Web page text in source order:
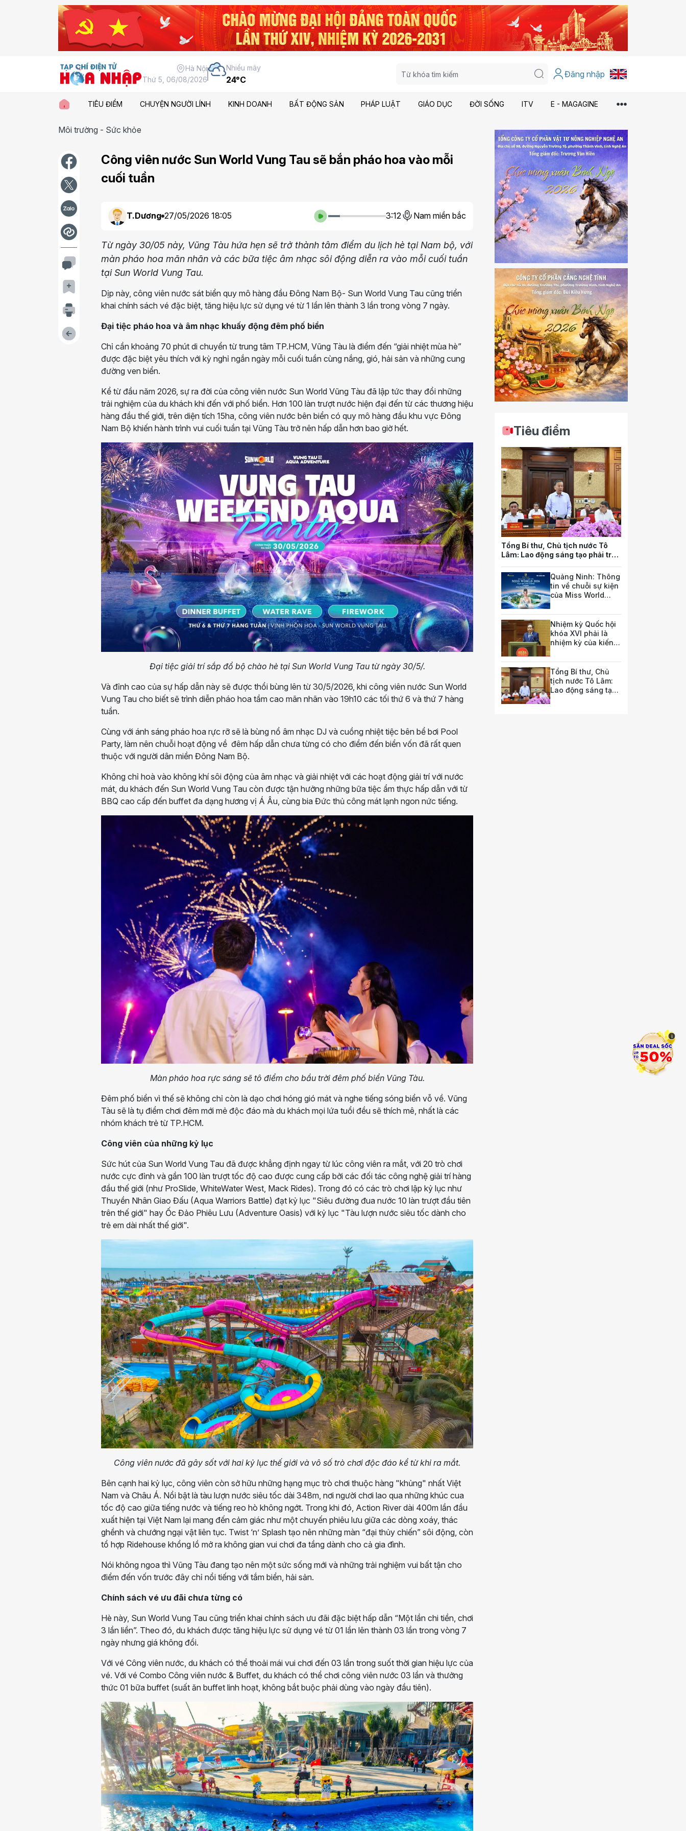
Hà Nội
Thứ 5, 06/08/2026
Nhiều mây
24°C
Đăng nhập
TIÊU ĐIỂM CHUYỆN NGƯỜI LÍNH KINH DOANH BẤT ĐỘNG SẢN PHÁP LUẬT GIÁO DỤC ĐỜI SỐNG ITV E - MAGAGINE
Môi trường - Sức khỏe
Công viên nước Sun World Vung Tau sẽ bắn pháo hoa vào mỗi
cuối tuần
T.Dương 27/05/2026 18:05 3:12 Nam miền bắc
Từ ngày 30/05 này, Vũng Tàu hứa hẹn sẽ trở thành tâm điểm du lịch hè tại Nam bộ, với
màn pháo hoa mãn nhãn và các bữa tiệc âm nhạc sôi động diễn ra vào mỗi cuối tuần
tại Sun World Vung Tau.
Dịp này, công viên nước sát biển quy mô hàng đầu Đông Nam Bộ- Sun World Vung Tau cũng triển
khai chính sách vé đặc biệt, tăng hiệu lực sử dụng vé từ 1 lần lên thành 3 lần trong vòng 7 ngày.
Đại tiệc pháo hoa và âm nhạc khuấy động đêm phố biển
Chỉ cần khoảng 70 phút di chuyển từ trung tâm TP.HCM, Vũng Tàu là điểm đến “giải nhiệt mùa hè”
được đặc biệt yêu thích với kỳ nghỉ ngắn ngày mỗi cuối tuần cùng nắng, gió, hải sản và những cung
đường ven biển.
Kể từ đầu năm 2026, sự ra đời của công viên nước Sun World Vũng Tàu đã lập tức thay đổi những
trải nghiệm của du khách khi đến với phố biển. Hơn 100 làn trượt nước hiện đại đến từ các thương hiệu
hàng đầu thế giới, trên diện tích 15ha, công viên nước bên biển có quy mô hàng đầu khu vực Đông
Nam Bộ khiến hành trình vui cuối tuần tại Vũng Tàu trở nên hấp dẫn hơn bao giờ hết.
Đại tiệc giải trí sắp đổ bộ chào hè tại Sun World Vung Tau từ ngày 30/5/.
Và đỉnh cao của sự hấp dẫn này sẽ được thổi bùng lên từ 30/5/2026, khi công viên nước Sun World
Vung Tau cho biết sẽ trình diễn pháo hoa tầm cao mãn nhãn vào 19h10 các tối thứ 6 và thứ 7 hàng
tuần.
Cùng với ánh sáng pháo hoa rực rỡ sẽ là bùng nổ âm nhạc DJ và cuồng nhiệt tiệc bên bể bơi Pool
Party, làm nên chuỗi hoạt động về đêm hấp dẫn chưa từng có cho điểm đến biển vốn đã rất quen
thuộc với người dân miền Đông Nam Bộ.
Không chỉ hoà vào không khí sôi động của âm nhạc và giải nhiệt với các hoạt động giải trí với nước
mát, du khách đến Sun World Vung Tau còn được tận hưởng những bữa tiệc ẩm thực hấp dẫn với từ
BBQ cao cấp đến buffet đa dạng hương vị Á Âu, cùng bia Đức thủ công mát lạnh ngon nức tiếng.
Màn pháo hoa rực sáng sẽ tô điểm cho bầu trời đêm phố biển Vũng Tàu.
Đêm phố biển vì thế sẽ không chỉ còn là dạo chơi hóng gió mát và nghe tiếng sóng biển vỗ về. Vũng
Tàu sẽ là tụ điểm chơi đêm mới mẻ độc đáo mà du khách mọi lứa tuổi đều sẽ thích mê, nhất là các
nhóm khách trẻ từ TP.HCM.
Công viên của những kỷ lục
Sức hút của Sun World Vung Tau đã được khẳng định ngay từ lúc công viên ra mắt, với 20 trò chơi
nước cực đỉnh và gần 100 làn trượt tốc độ cao được cung cấp bởi các đối tác công nghệ giải trí hàng
đầu thế giới (như ProSlide, WhiteWater West, Mack Rides). Trong đó có các trò chơi lập kỷ lục như
Thuyền Nhân Giao Đấu (Aqua Warriors Battle) đạt kỷ lục "Siêu đường đua nước 10 làn trượt đầu tiên
trên thế giới" hay Ốc Đảo Phiêu Lưu (Adventure Oasis) với kỷ lục "Tàu lượn nước siêu tốc dành cho
trẻ em dài nhất thế giới".
Công viên nước đã gây sốt với hai kỷ lục thế giới và vô số trò chơi độc đáo kể từ khi ra mắt.
Bên cạnh hai kỷ lục, công viên còn sở hữu những hạng mục trò chơi thuộc hàng "khủng" nhất Việt
Nam và Châu Á. Nổi bật là tàu lượn nước siêu tốc dài 348m, nơi người chơi lao qua những khúc cua
tốc độ cao giữa tiếng nước và tiếng reo hò không ngớt. Trong khi đó, Action River dài 400m lần đầu
xuất hiện tại Việt Nam lại mang đến cảm giác như một chuyến phiêu lưu giữa các dòng xoáy, thác
ghềnh và chướng ngại vật liên tục. Twist ‘n’ Splash tạo nên những màn “đại thủy chiến” sôi động, còn
tổ hợp Ridehouse khổng lồ mở ra không gian vui chơi đa tầng dành cho cả gia đình.
Nói không ngoa thì Vũng Tàu đang tạo nên một sức sống mới và những trải nghiệm vui bất tận cho
điểm đến vốn trước đây chỉ nổi tiếng với tắm biển, hải sản.
Chính sách vé ưu đãi chưa từng có
Hè này, Sun World Vung Tau cũng triển khai chính sách ưu đãi đặc biệt hấp dẫn “Một lần chi tiền, chơi
3 lần liền”. Theo đó, du khách được tăng hiệu lực sử dụng vé từ 01 lần lên thành 03 lần trong vòng 7
ngày nhưng giá không đổi.
Với vé Công viên nước, du khách có thể thoải mái vui chơi đến 03 lần trong suốt thời gian hiệu lực của
vé. Với vé Combo Công viên nước & Buffet, du khách có thể chơi công viên nước 03 lần và thưởng
thức 01 bữa buffet (suất ăn buffet linh hoạt, không bắt buộc phải dùng vào ngày đầu tiên).
Tiêu điểm
Tổng Bí thư, Chủ tịch nước Tô
Lâm: Lao động sáng tạo phải trở
của quốc gia trong tương lai
Quảng Ninh: Thông
tin về chuỗi sự kiện
của Miss World
Nhiệm kỳ Quốc hội
khóa XVI phải là
nhiệm kỳ của kiến
triển
Tổng Bí thư, Chủ
tịch nước Tô Lâm:
Lao động sáng tạo
i